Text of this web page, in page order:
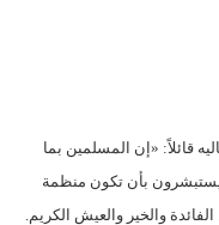
قائلاً: «إن المسلمين بما
بأن تكون منظمة
والخير والعيش الكريم.